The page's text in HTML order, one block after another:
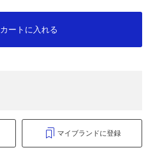
カートに入れる
マイブランドに登録